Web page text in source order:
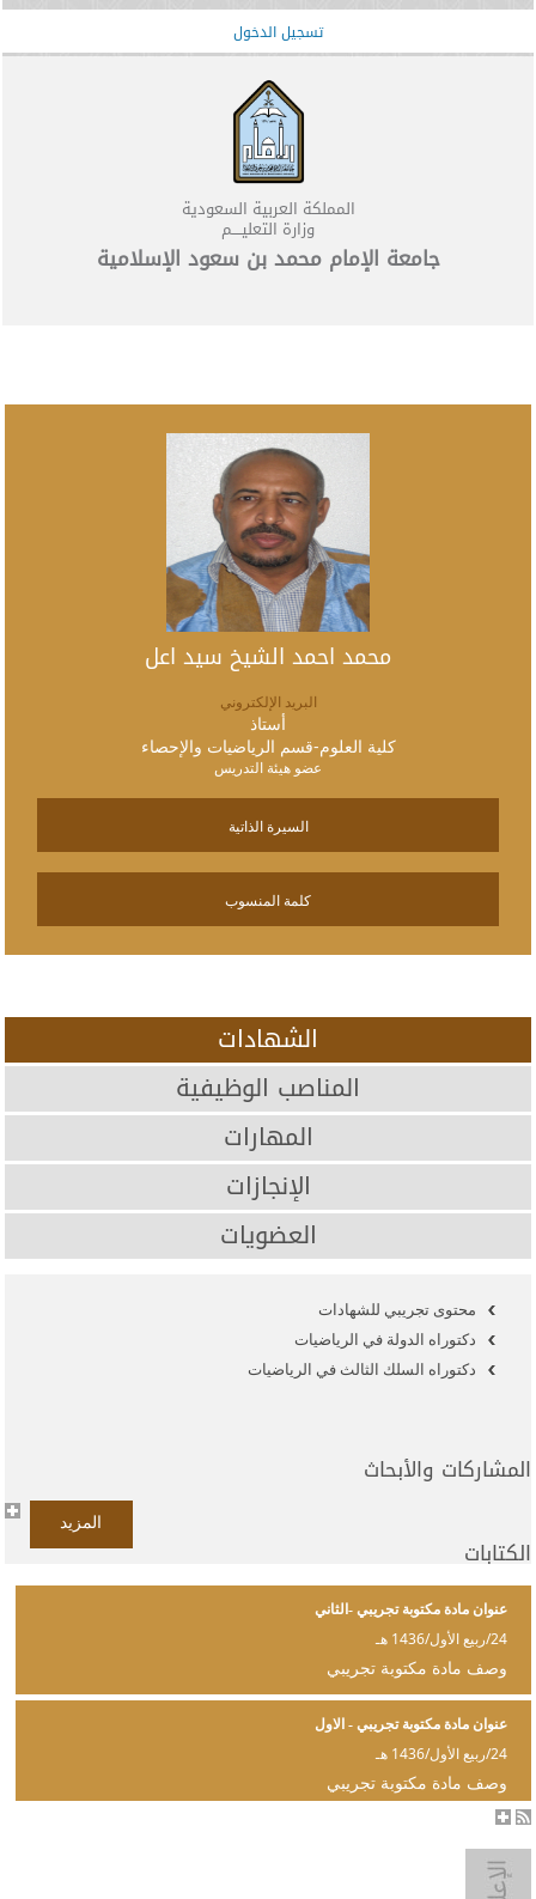
تسجيل الدخول
المملكة العربية السعودية
وزارة التعليــــم
جامعة الإمام محمد بن سعود الإسلامية
محمد احمد الشيخ سيد اعل
البريد الإلكتروني
أستاذ
كلية العلوم-قسم الرياضيات والإحصاء
عضو هيئة التدريس
السيرة الذاتية
كلمة المنسوب
الشهادات
المناصب الوظيفية
المهارات
الإنجازات
العضويات
محتوى تجريبي للشهادات
دكتوراه الدولة في الرياضيات
دكتوراه السلك الثالث في الرياضيات
المزيد
المشاركات والأبحاث
الكتابات
عنوان مادة مكتوبة تجريبي -الثاني
24/ربيع الأول/1436 هـ
وصف مادة مكتوبة تجريبي
عنوان مادة مكتوبة تجريبي - الاول
24/ربيع الأول/1436 هـ
وصف مادة مكتوبة تجريبي